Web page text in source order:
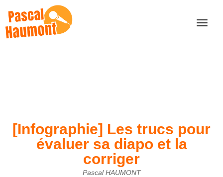
[Infographie] Les trucs pour
évaluer sa diapo et la
corriger
Pascal HAUMONT